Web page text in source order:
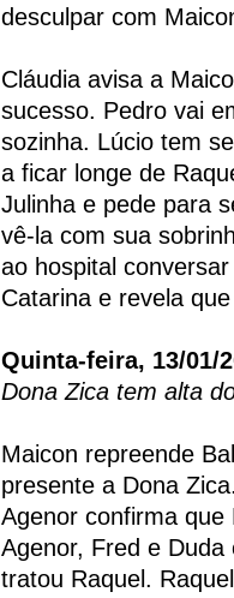
desculpar com
Cláudia avisa a
sucesso. Pedro vai
sozinha. Lúcio tem
a ficar longe de
Julinha e pede para
vê-la com sua
ao hospital
Catarina e revela
Quinta-feira, 13/01/
Dona Zica tem alta
Maicon repreende
presente a Dona
Agenor confirma
Agenor, Fred e
tratou Raquel.